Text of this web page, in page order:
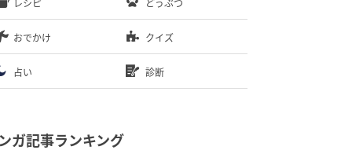
レシピ どうぶつ
おでかけ クイズ
占い 診断
ガ記事ランキング